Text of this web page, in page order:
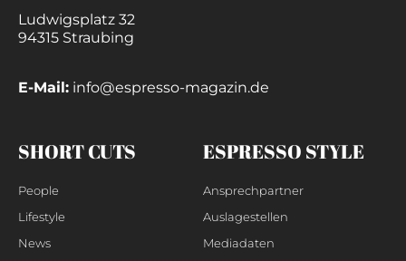
Ludwigsplatz 32
94315 Straubing
E-Mail: info@espresso-magazin.de
SHORT CUTS
People
Lifestyle
News
ESPRESSO STYLE
Ansprechpartner
Auslagestellen
Mediadaten